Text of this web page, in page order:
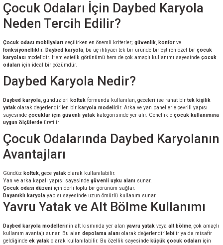
Çocuk Odaları İçin Daybed Karyola
Neden Tercih Edilir?
Çocuk odası mobilyaları seçilirken en önemli kriterler; güvenlik, konfor ve
fonksiyonelliktir. Daybed karyola, bu üç ihtiyacı tek bir üründe birleştiren özel bir çocuk
karyolası modelidir. Hem estetik görünümü hem de çok amaçlı kullanımı sayesinde çocuk
odaları için ideal bir çözümdür.
Daybed Karyola Nedir?
Daybed karyola, gündüzleri koltuk formunda kullanılan, geceleri ise rahat bir tek kişilik
yatak olarak değerlendirilen bir karyola modelidir. Arka ve yan panellerle çevrili yapısı
sayesinde çocuklar için güvenli yatak kategorisinde yer alır. Genellikle çocuk kullanımına
uygun ölçülerde üretilir.
Çocuk Odalarında Daybed Karyolanın
Avantajları
Gündüz koltuk, gece yatak olarak kullanılabilir.
Yan ve arka kapalı yapısı sayesinde güvenli uyku alanı sunar.
Çocuk odası düzeni için derli toplu bir görünüm sağlar.
Dayanıklı karyola yapısı sayesinde uzun ömürlü kullanım sunar.
Yavru Yatak ve Alt Bölme Kullanımı
Daybed karyola modellerinin alt kısmında yer alan yavru yatak veya alt bölme, çok amaçlı
kullanım avantajı sunar. Bu alan depolama alanı olarak değerlendirilebilir ya da misafir
geldiğinde ek yatak olarak kullanılabilir. Bu özellik sayesinde küçük çocuk odaları için